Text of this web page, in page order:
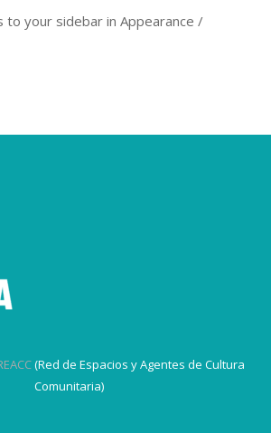
to your sidebar in Appearance /
(Red de Espacios y Agentes de Cultura
Comunitaria)